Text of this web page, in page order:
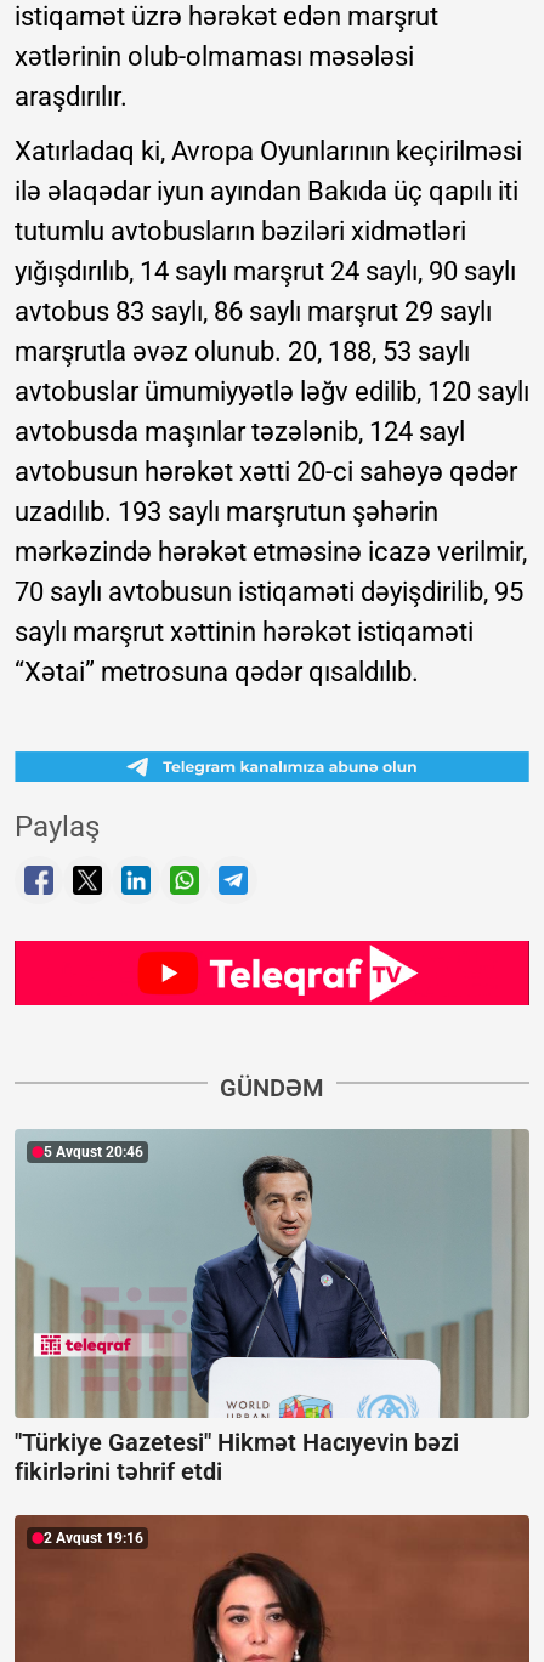
istiqamət üzrə hərəkət edən marşrut
xətlərinin olub-olmaması məsələsi
araşdırılır.
Xatırladaq ki, Avropa Oyunlarının keçirilməsi
ilə əlaqədar iyun ayından Bakıda üç qapılı iti
tutumlu avtobusların bəziləri xidmətləri
yığışdırılıb, 14 saylı marşrut 24 saylı, 90 saylı
avtobus 83 saylı, 86 saylı marşrut 29 saylı
marşrutla əvəz olunub. 20, 188, 53 saylı
avtobuslar ümumiyyətlə ləğv edilib, 120 saylı
avtobusda maşınlar təzələnib, 124 sayl
avtobusun hərəkət xətti 20-ci sahəyə qədər
uzadılıb. 193 saylı marşrutun şəhərin
mərkəzində hərəkət etməsinə icazə verilmir,
70 saylı avtobusun istiqaməti dəyişdirilib, 95
saylı marşrut xəttinin hərəkət istiqaməti
“Xətai” metrosuna qədər qısaldılıb.
Paylaş
GÜNDƏM
5 Avqust 20:46
"Türkiye Gazetesi" Hikmət Hacıyevin bəzi
fikirlərini təhrif etdi
2 Avqust 19:16